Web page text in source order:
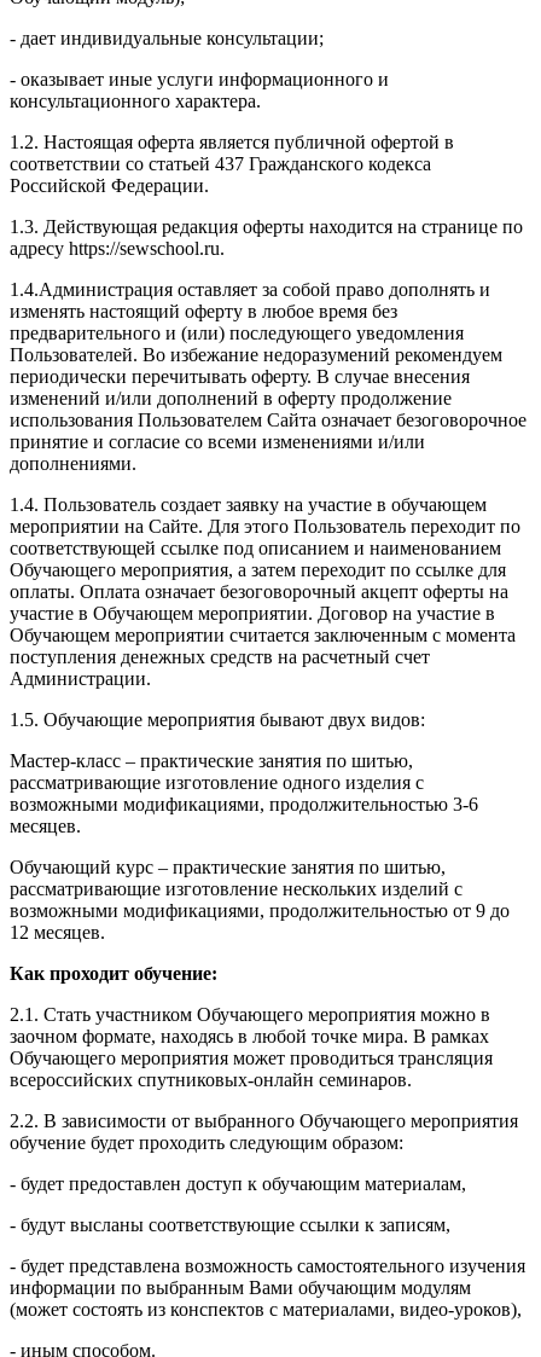
- дает индивидуальные консультации;
- оказывает иные услуги информационного и
консультационного характера.
1.2. Настоящая оферта является публичной офертой в
соответствии со статьей 437 Гражданского кодекса
Российской Федерации.
1.3. Действующая редакция оферты находится на странице по
адресу https://sewschool.ru.
1.4.Администрация оставляет за собой право дополнять и
изменять настоящий оферту в любое время без
предварительного и (или) последующего уведомления
Пользователей. Во избежание недоразумений рекомендуем
периодически перечитывать оферту. В случае внесения
изменений и/или дополнений в оферту продолжение
использования Пользователем Сайта означает безоговорочное
принятие и согласие со всеми изменениями и/или
дополнениями.
1.4. Пользователь создает заявку на участие в обучающем
мероприятии на Сайте. Для этого Пользователь переходит по
соответствующей ссылке под описанием и наименованием
Обучающего мероприятия, а затем переходит по ссылке для
оплаты. Оплата означает безоговорочный акцепт оферты на
участие в Обучающем мероприятии. Договор на участие в
Обучающем мероприятии считается заключенным с момента
поступления денежных средств на расчетный счет
Администрации.
1.5. Обучающие мероприятия бывают двух видов:
Мастер-класс – практические занятия по шитью,
рассматривающие изготовление одного изделия с
возможными модификациями, продолжительностью 3-6
месяцев.
Обучающий курс – практические занятия по шитью,
рассматривающие изготовление нескольких изделий с
возможными модификациями, продолжительностью от 9 до
12 месяцев.
Как проходит обучение:
2.1. Стать участником Обучающего мероприятия можно в
заочном формате, находясь в любой точке мира. В рамках
Обучающего мероприятия может проводиться трансляция
всероссийских спутниковых-онлайн семинаров.
2.2. В зависимости от выбранного Обучающего мероприятия
обучение будет проходить следующим образом:
- будет предоставлен доступ к обучающим материалам,
- будут высланы соответствующие ссылки к записям,
- будет представлена возможность самостоятельного изучения
информации по выбранным Вами обучающим модулям
(может состоять из конспектов с материалами, видео-уроков),
- иным способом.